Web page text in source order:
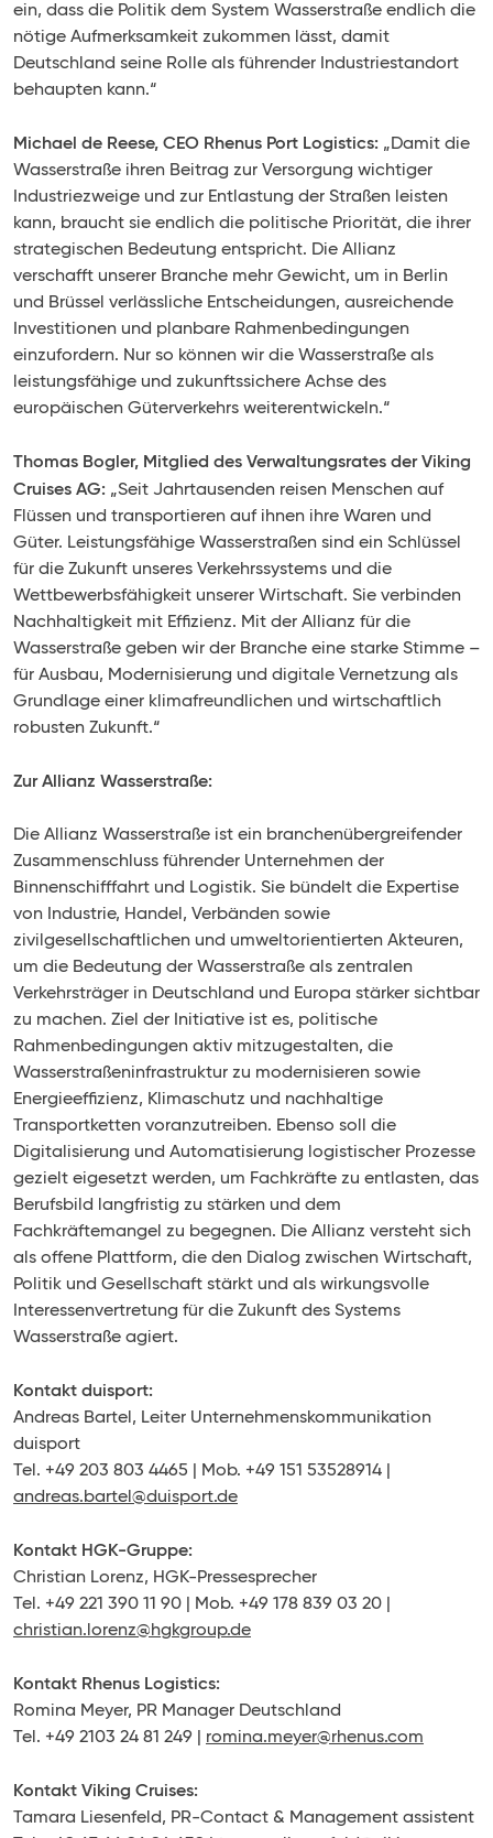
ein, dass die Politik dem System Wasserstraße endlich die
nötige Aufmerksamkeit zukommen lässt, damit
Deutschland seine Rolle als führender Industriestandort
behaupten kann.“
Michael de Reese, CEO Rhenus Port Logistics: „Damit die
Wasserstraße ihren Beitrag zur Versorgung wichtiger
Industriezweige und zur Entlastung der Straßen leisten
kann, braucht sie endlich die politische Priorität, die ihrer
strategischen Bedeutung entspricht. Die Allianz
verschafft unserer Branche mehr Gewicht, um in Berlin
und Brüssel verlässliche Entscheidungen, ausreichende
Investitionen und planbare Rahmenbedingungen
einzufordern. Nur so können wir die Wasserstraße als
leistungsfähige und zukunftssichere Achse des
europäischen Güterverkehrs weiterentwickeln.“
Thomas Bogler, Mitglied des Verwaltungsrates der Viking
Cruises AG: „Seit Jahrtausenden reisen Menschen auf
Flüssen und transportieren auf ihnen ihre Waren und
Güter. Leistungsfähige Wasserstraßen sind ein Schlüssel
für die Zukunft unseres Verkehrssystems und die
Wettbewerbsfähigkeit unserer Wirtschaft. Sie verbinden
Nachhaltigkeit mit Effizienz. Mit der Allianz für die
Wasserstraße geben wir der Branche eine starke Stimme –
für Ausbau, Modernisierung und digitale Vernetzung als
Grundlage einer klimafreundlichen und wirtschaftlich
robusten Zukunft.“
Zur Allianz Wasserstraße:
Die Allianz Wasserstraße ist ein branchenübergreifender
Zusammenschluss führender Unternehmen der
Binnenschifffahrt und Logistik. Sie bündelt die Expertise
von Industrie, Handel, Verbänden sowie
zivilgesellschaftlichen und umweltorientierten Akteuren,
um die Bedeutung der Wasserstraße als zentralen
Verkehrsträger in Deutschland und Europa stärker sichtbar
zu machen. Ziel der Initiative ist es, politische
Rahmenbedingungen aktiv mitzugestalten, die
Wasserstraßeninfrastruktur zu modernisieren sowie
Energieeffizienz, Klimaschutz und nachhaltige
Transportketten voranzutreiben. Ebenso soll die
Digitalisierung und Automatisierung logistischer Prozesse
gezielt eigesetzt werden, um Fachkräfte zu entlasten, das
Berufsbild langfristig zu stärken und dem
Fachkräftemangel zu begegnen. Die Allianz versteht sich
als offene Plattform, die den Dialog zwischen Wirtschaft,
Politik und Gesellschaft stärkt und als wirkungsvolle
Interessenvertretung für die Zukunft des Systems
Wasserstraße agiert.
Kontakt duisport:
Andreas Bartel, Leiter Unternehmenskommunikation
duisport
Tel. +49 203 803 4465 | Mob. +49 151 53528914 |
andreas.bartel@duisport.de
Kontakt HGK-Gruppe:
Christian Lorenz, HGK-Pressesprecher
Tel. +49 221 390 11 90 | Mob. +49 178 839 03 20 |
christian.lorenz@hgkgroup.de
Kontakt Rhenus Logistics:
Romina Meyer, PR Manager Deutschland
Tel. +49 2103 24 81 249 | romina.meyer@rhenus.com
Kontakt Viking Cruises:
Tamara Liesenfeld, PR-Contact & Management assistent